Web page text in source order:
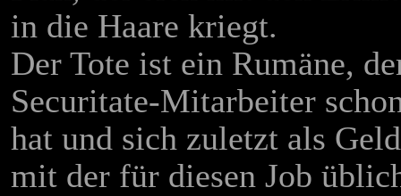
in die Haare kriegt.
Der Tote ist ein Rumäne,
Securitate-Mitarbeiter
hat und sich zuletzt als
mit der für diesen Job